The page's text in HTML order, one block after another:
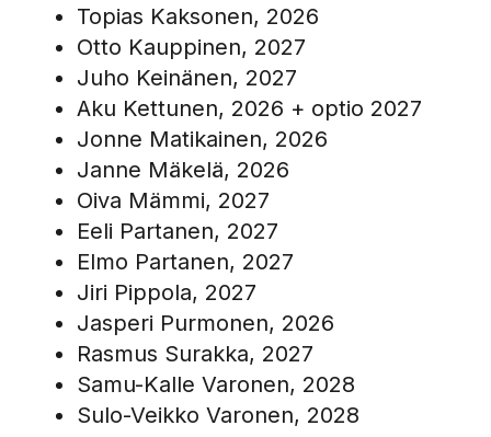
Topias Kaksonen, 2026
Otto Kauppinen, 2027
Juho Keinänen, 2027
Aku Kettunen, 2026 + optio 2027
Jonne Matikainen, 2026
Janne Mäkelä, 2026
Oiva Mämmi, 2027
Eeli Partanen, 2027
Elmo Partanen, 2027
Jiri Pippola, 2027
Jasperi Purmonen, 2026
Rasmus Surakka, 2027
Samu-Kalle Varonen, 2028
Sulo-Veikko Varonen, 2028